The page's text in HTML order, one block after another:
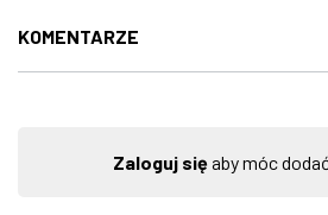
KOMENTARZE
Zaloguj sięaby móc